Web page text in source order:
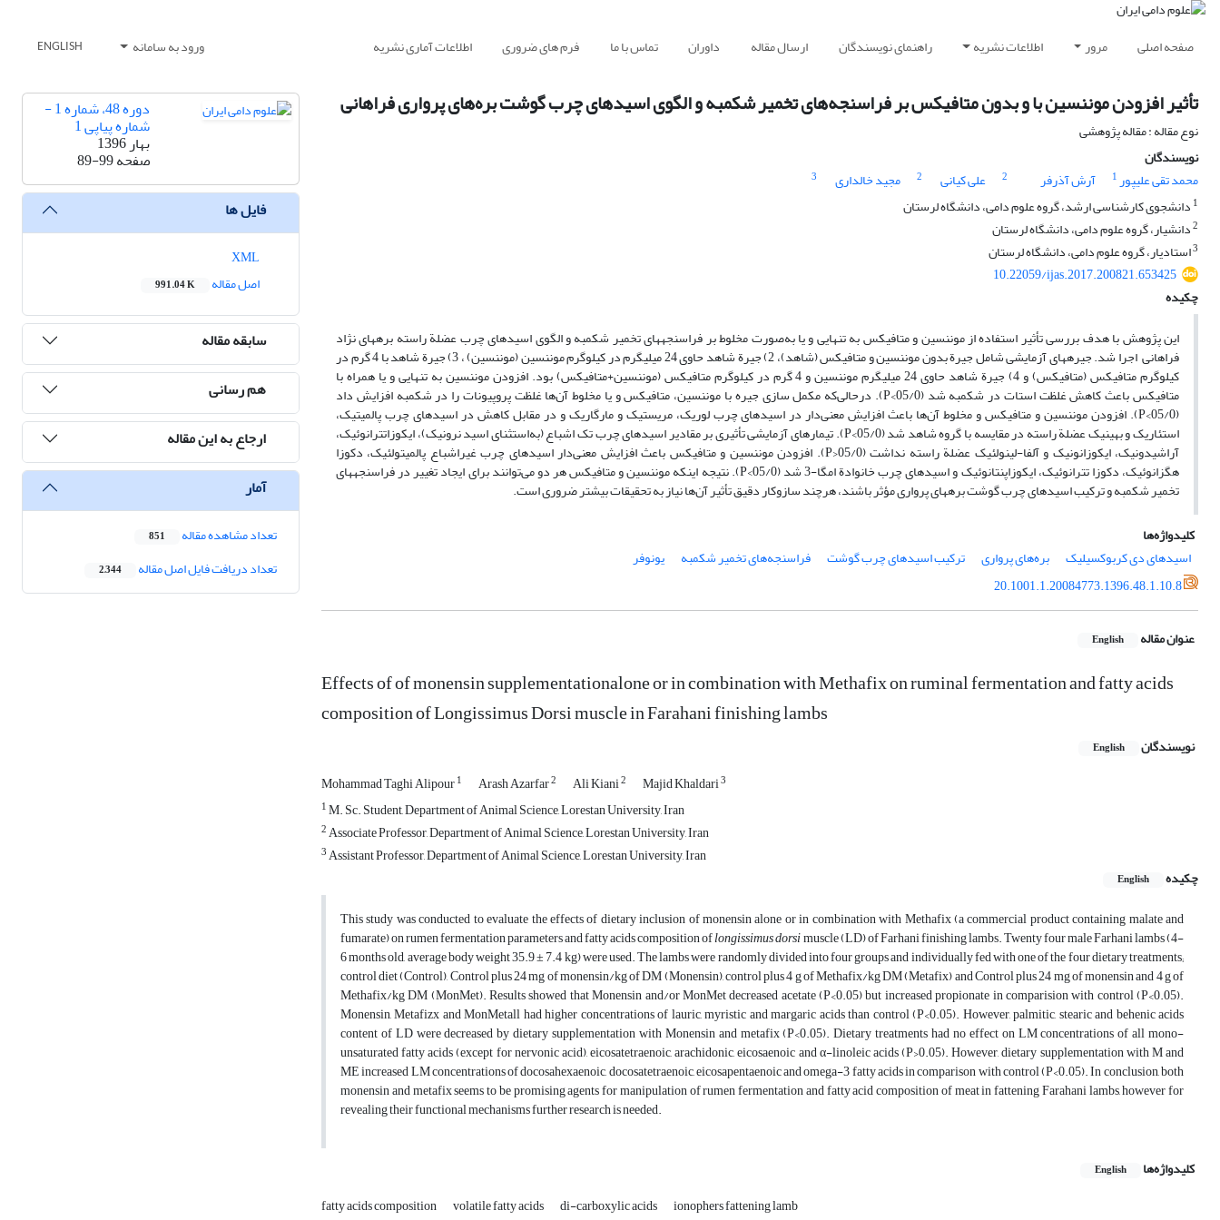
صفحه اصلی مرور اطلاعات نشریه راهنمای نویسندگان ارسال مقاله داوران تماس با ما فرم های ضروری اطلاعات آماری نشریه ورود به سامانه ENGLISH
تأثیر افزودن موننسین با و بدون متافیکس بر فراسنجه‌های تخمیر شکمبه و الگوی اسیدهای چرب گوشت بره‌های پرواری فراهانی
نوع مقاله : مقاله پژوهشی
نویسندگان
محمد تقی علیپور1 آرش آذرفر 2 علی کیانی 2 مجید خالداری
3
1 دانشجوی کارشناسی ارشد، گروه علوم دامی، دانشگاه لرستان
2دانشیار، گروه علوم دامی، دانشگاه لرستان
3استادیار، گروه علوم دامی، دانشگاه لرستان
10.22059/ijas.2017.200821.653425
چکیده
این پژوهش با هدف بررسی تأثیر استفاده از موننسین و متافیکس به تنهایی و یا به‌صورت مخلوط بر فراسنجه­های تخمیر شکمبه و الگوی اسیدهای چرب عضلة راسته بره­های نژاد
فراهانی اجرا شد. جیره­های آزمایشی شامل جیرة بدون موننسین و متافیکس (شاهد)، 2) جیرة شاهد حاوی 24 میلی­گرم در کیلوگرم موننسین (موننسین) ، 3) جیرة شاهد با 4 گرم در
کیلوگرم متافیکس (متافیکس) و 4) جیرة شاهد حاوی 24 میلی­گرم موننسین و 4 گرم در کیلوگرم متافیکس (موننسین+متافیکس) بود. افزودن موننسین به تنهایی و یا همراه با
متافیکس باعث کاهش غلظت استات در شکمبه شد (05/0>P). درحالی‌که مکمل سازی جیره با موننسین، متافیکس و یا مخلوط آن‌ها غلظت پروپیونات را در شکمبه افزایش داد
(05/0>P). افزودن موننسین و متافیکس و مخلوط آن‌ها باعث افزایش معنی‌دار در اسیدهای چرب لوریک، مریستیک و مارگاریک و در مقابل کاهش در اسیدهای چرب پالمیتیک،
استئاریک و بهینیک عضلة راسته در مقایسه با گروه شاهد شد (05/0>P). تیمارهای آزمایشی تأثیری بر مقادیر اسیدهای چرب تک اشباع (به‌استثنای اسید نرونیک)، ایکوزاتترانوئیک،
آراشیدونیک، ایکوزانونیک و آلفا-لینولئیک عضلة راسته نداشت (05/0<P). افزودن موننسین و متافیکس باعث افزایش معنی‌دار اسیدهای چرب غیراشباع پالمیتولئیک، دکوزا
هگزانوئیک، دکوزا تترانوئیک، ایکوزاپنتانوئیک و اسیدهای چرب خانوادة امگا-3 شد (05/0>P). نتیجه اینکه موننسین و متافیکس هر دو می‌توانند برای ایجاد تغییر در فراسنجه­های
تخمیر شکمبه و ترکیب اسیدهای چرب گوشت بره­های پرواری مؤثر باشند، هرچند سازوکار دقیق تأثیر آن‌ها نیاز به تحقیقات بیشتر ضروری است.
کلیدواژه‌ها
اسیدهای دی کربوکسیلیک
بره‌های پرواری ترکیب اسیدهای چرب گوشت فراسنجه‌های تخمیر شکمبه
یونوفر
20.1001.1.20084773.1396.48.1.10.8
عنوان مقاله English
Effects of of monensin supplementationalone or in combination with Methafix on ruminal fermentation and fatty acids
composition of Longissimus Dorsi muscle in Farahani finishing lambs
نویسندگان English
Mohammad Taghi Alipour1 Arash Azarfar2 Ali Kiani2 Majid Khaldari3
1M. Sc. Student, Department of Animal Science, Lorestan University, Iran
2Associate Professor, Department of Animal Science, Lorestan University, Iran
3Assistant Professor, Department of Animal Science, Lorestan University, Iran
چکیده
English
This study was conducted to evaluate the effects of dietary inclusion of monensin alone or in combination with Methafix (a commercial product containing malate and
fumarate) on rumen fermentation parameters and fatty acids composition oflongissimus dorsimuscle (LD) of Farhani finishing lambs. Twenty four male Farhani lambs (4-
6 months old, average body weight 35.9 ± 7.4 kg) were used. The lambs were randomly divided into four groups and individually fed with one of the four dietary treatments;
control diet (Control), Control plus 24 mg of monensin/kg of DM (Monensin), control plus 4 g of Methafix/kg DM (Metafix) and Control plus 24 mg of monensin and 4 g of
Methafix/kg DM (MonMet). Results showed that Monensin and/or MonMet decreased acetate (P<0.05) but increased propionate in comparision with control (P<0.05).
Monensin, Metafizx and MonMetall had higher concentrations of lauric, myristic and margaric acids than control (P<0.05). However, palmitic, stearic and behenic acids
content of LD were decreased by dietary supplementation with Monensin and metafix (P<0.05). Dietary treatments had no effect on LM concentrations of all mono-
unsaturated fatty acids (except for nervonic acid), eicosatetraenoic, arachidonic, eicosaenoic and α-linoleic acids (P>0.05). However, dietary supplementation with M and
ME increased LM concentrations of docosahexaenoic, docosatetraenoic, eicosapentaenoic and omega-3 fatty acids in comparison with control (P<0.05). In conclusion, both
monensin and metafix seems to be promising agents for manipulation of rumen fermentation and fatty acid composition of meat in fattening Farahani lambs, however for
revealing their functional mechanisms further research is needed.
کلیدواژه‌ها English
fatty acids composition volatile fatty acids di-carboxylic acids ionophers fattening lamb
دوره 48، شماره 1 -
شماره پیاپی 1
بهار 1396
صفحه89-99
فایل ها
اصل مقاله
991.04 K
سابقه مقاله
هم رسانی
ارجاع به این مقاله
آمار
تعداد مشاهده مقاله 851
تعداد دریافت فایل اصل مقاله 2,344